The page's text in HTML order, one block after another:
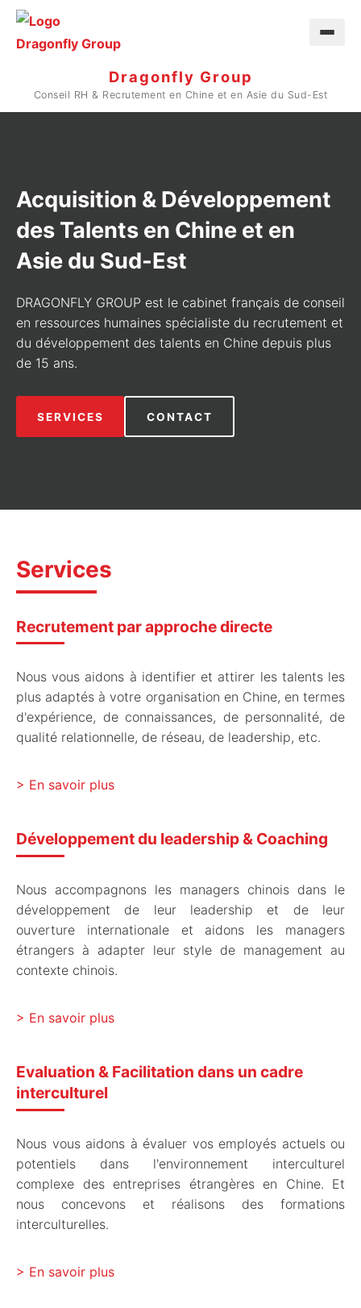
Dragonfly Group
Conseil RH & Recrutement en Chine et en Asie du Sud-Est
Acquisition & Développement
des Talents en Chine et en
Asie du Sud-Est
DRAGONFLY GROUP est le cabinet français de conseil
en ressources humaines spécialiste du recrutement et
du développement des talents en Chine depuis plus
de 15 ans.
SERVICES CONTACT
Services
Recrutement par approche directe
Nous vous aidons à identifier et attirer les talents les
plus adaptés à votre organisation en Chine, en termes
d'expérience, de connaissances, de personnalité, de
qualité relationnelle, de réseau, de leadership, etc.
En savoir plus
Développement du leadership & Coaching
Nous accompagnons les managers chinois dans le
développement de leur leadership et de leur
ouverture internationale et aidons les managers
étrangers à adapter leur style de management au
contexte chinois.
En savoir plus
Evaluation & Facilitation dans un cadre
interculturel
Nous vous aidons à évaluer vos employés actuels ou
potentiels dans l'environnement interculturel
complexe des entreprises étrangères en Chine. Et
nous concevons et réalisons des formations
interculturelles.
En savoir plus